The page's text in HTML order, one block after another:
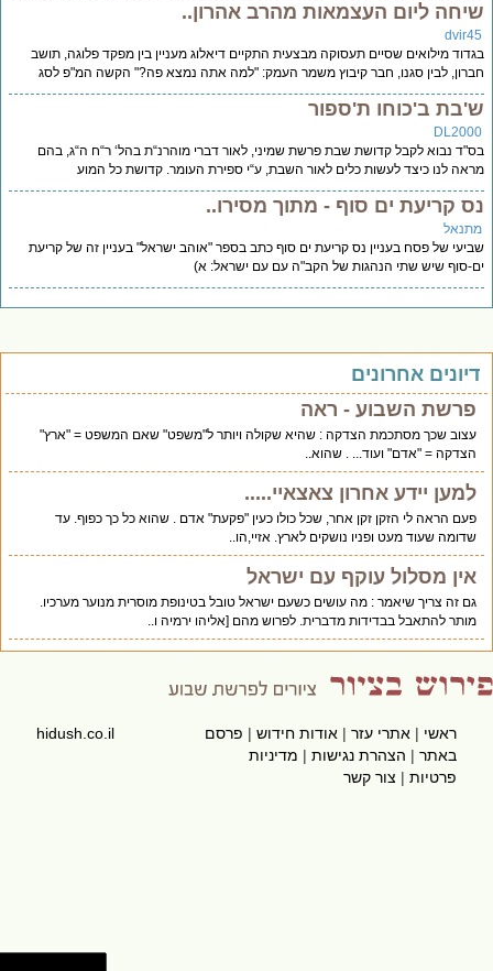
ליום העצמאות מהרב אהרון..
מילואים שסיים תעסוקה מבצעית התקיים דיאלוג מעניין בין מפקד פלוגה, תושב
לבין סגנו, חבר קיבוץ משמר העמק: "למה אתה נמצא פה?" הקשה המ"פ לסג
ב'כוחו ת'ספור
נבוא לקבל קדושת שבת פרשת שמיני, לאור דברי מוהרנ“ת בהל‘ ר“ח ה“ג, בהם
לנו כיצד לעשות כלים לאור השבת, ע“י ספירת העומר. קדושת כל המוע
קריעת ים סוף - מתוך מסירו..
של פסח בעניין נס קריעת ים סוף כתב בספר "אוהב ישראל" בעניין זה של קריעת
סוף שיש שתי הנהגות של הקב"ה עם עם ישראל: א)
אחרונים
פרשת השבוע - ראה
עצוב שכך מסתכמת הצדקה : שהיא שקולה ויותר ל"משפט" שאם המשפט = "ארץ"
הצדקה = "אדם" ועוד... . שהוא..
למען יידע אחרון צאצאיי.....
פעם הראה לי הזקן זקן אחר, שכל כולו כעין "פקעת" אדם . שהוא כל כך כפוף. עד
שדומה שעוד מעט ופניו נושקים לארץ. אזיי,הו..
אין מסלול עוקף עם ישראל
גם זה צריך שיאמר : מה עושים כשעם ישראל טובל בטינופת מוסרית מנוער מערכיו.
מותר להתאבל בבדידות מדברית. לפרוש מהם [אליהו ירמיה ו..
ראשי|אתרי עזר|אודות חידוש|פרסם
באתר|הצהרת נגישות|מדיניות
פרטיות|צור קשר
hidush.co.il